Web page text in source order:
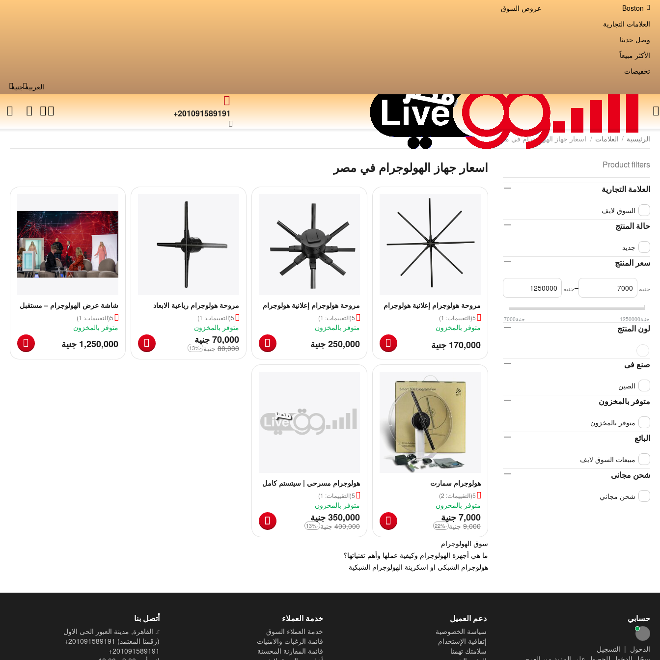
Boston
عروض السوق
العلامات التجارية
وصل حديثا
الأكثر مبيعاً
تخفيضات
جنيةالعربية
+201091589191
الرئيسية / العلامات / اسعار جهاز الهولوجرام في مصر
اسعار جهاز الهولوجرام في مصر
مروحة هولوجرام إعلانية هولوجرام
ثلاثية الأبعاد مقاس 100 سم
5(التقييمات: 1)
متوفر بالمخزون
جنية 170,000
مروحة هولوجرام إعلانية هولوجرام
ثلاثية الأبعاد مقاس 150 سم
5(التقييمات: 1)
متوفر بالمخزون
جنية250,000
مروحة هولوجرام رباعية الابعاد
مقاس 60 سم
5(التقييمات: 1)
متوفر بالمخزون
جنية70,000
جنية 80,000
-13%
شاشة عرض الهولوجرام – مستقبل
العرض المسرحى الثلاثي الابعاد
5(التقييمات: 1)
متوفر بالمخزون
جنية 1,250,000
هولوجرام سمارت
5(التقييمات: 2)
متوفر بالمخزون
جنية7,000
جنية 9,000
-22%
هولوجرام مسرحي | سيتستم كامل
لحفلات الهولوجرام | هولوجرام أم
كلثوم | هولوجرام حفلات
5(التقييمات: 1)
متوفر بالمخزون
جنية350,000
جنية 400,000
-13%
سوق الهولوجرام
ما هي أجهزة الهولوجرام وكيفية عملها وأهم تقنياتها؟
هولوجرام الشبكى او اسكرينة الهولوجرام الشبكية
Product filters
العلامة التجارية
السوق لايف
حالة المنتج
جديد
سعر المنتج
جنية –جنية
جنية7000 جنية1250000
لون المنتج
صنع فى
الصين
متوفر بالمخزون
متوفر بالمخزون
البائع
مبيعات السوق لايف
شحن مجانى
شحن مجاني
حسابي
الدخول | التسجيل
دعم العميل
سياسة الخصوصية
إتفاقية الإستخدام
سلامتك تهمنا
خدمة العملاء
خدمة العملاء السوق
قائمة الرغبات والامنيات
قائمة المقارنة المحسنة
أتصل بنا
г. القاهرة, مدينة العبور الحى الاول
+201091589191
(رقمنا المعتمد)
+201091589191